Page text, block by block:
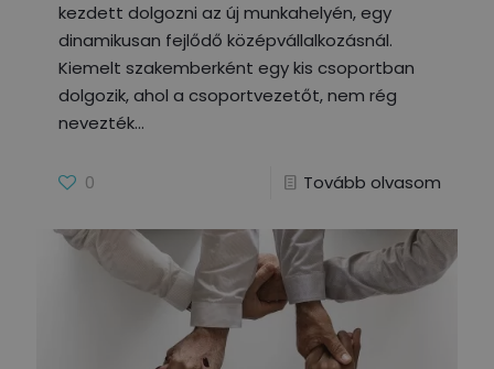
kezdett dolgozni az új munkahelyén, egy
dinamikusan fejlődő középvállalkozásnál.
Kiemelt szakemberként egy kis csoportban
dolgozik, ahol a csoportvezetőt, nem rég
nevezték
0 Tovább olvasom